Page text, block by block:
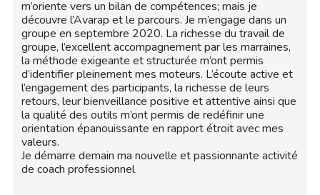
m’oriente vers un bilan de compétences; mais je
découvre l’Avarap et le parcours. Je m’engage dans un
groupe en septembre 2020. La richesse du travail de
groupe, l’excellent accompagnement par les marraines,
la méthode exigeante et structurée m’ont permis
d’identifier pleinement mes moteurs. L’écoute active et
l’engagement des participants, la richesse de leurs
retours, leur bienveillance positive et attentive ainsi que
la qualité des outils m’ont permis de redéfinir une
orientation épanouissante en rapport étroit avec mes
valeurs.
Je démarre demain ma nouvelle et passionnante activité
de coach professionnel